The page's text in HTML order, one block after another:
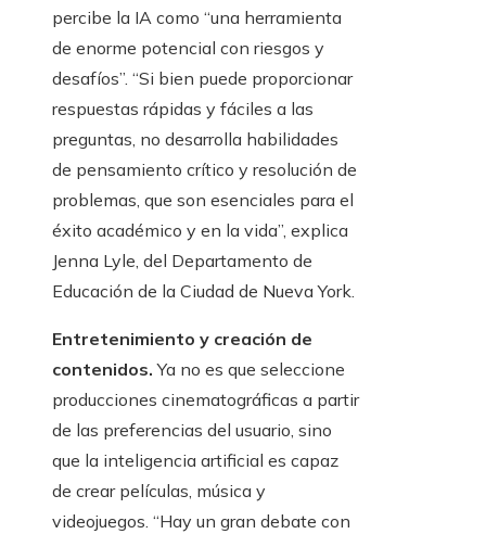
percibe la IA como “una herramienta
de enorme potencial con riesgos y
desafíos”. “Si bien puede proporcionar
respuestas rápidas y fáciles a las
preguntas, no desarrolla habilidades
de pensamiento crítico y resolución de
problemas, que son esenciales para el
éxito académico y en la vida”, explica
Jenna Lyle, del Departamento de
Educación de la Ciudad de Nueva York.
Entretenimiento y creación de
contenidos. Ya no es que seleccione
producciones cinematográficas a partir
de las preferencias del usuario, sino
que la inteligencia artificial es capaz
de crear películas, música y
videojuegos. “Hay un gran debate con